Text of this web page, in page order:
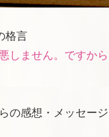
格言
しません。ですか
の感想・メッセー